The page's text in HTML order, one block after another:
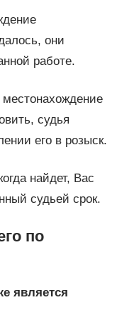
они
работе.
судья
его в розыск.
найдет, Вас
судьей срок.
по
является